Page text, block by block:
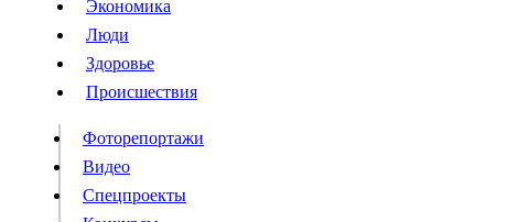
Власть
Происшествия
Видео
Конкурсы
Экономика
Люди
Здоровье
Происшествия
Фоторепортажи
Видео
Спецпроекты